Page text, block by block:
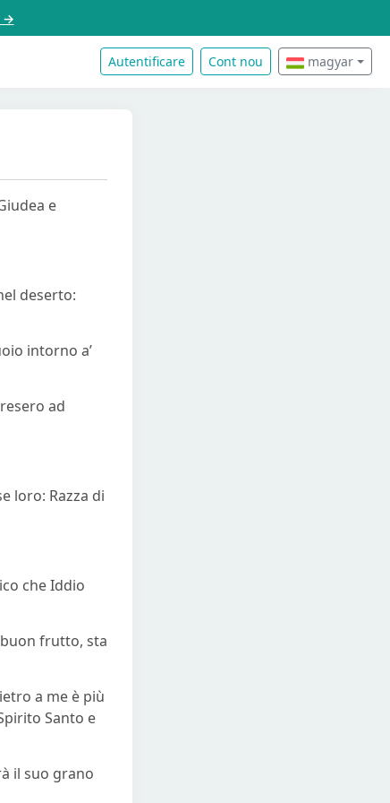
→
Autentificare Cont nou magyar
e
deserto:
intorno a’
ad
loro: Razza di
che Iddio
frutto, sta
a me è più
Santo e
il suo grano